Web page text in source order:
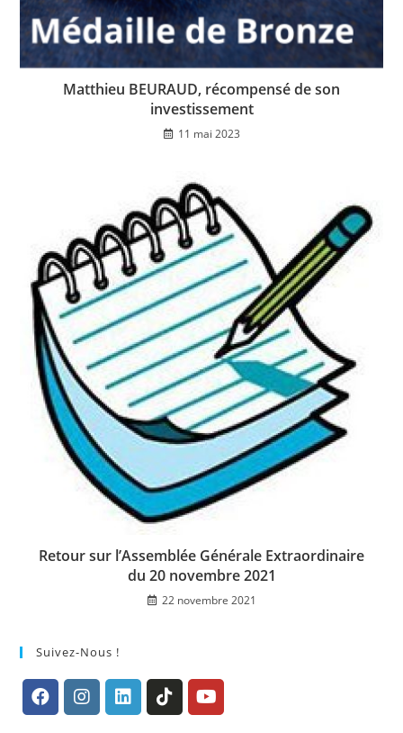
Matthieu BEURAUD, récompensé de son
investissement
11 mai 2023
Retour sur l’Assemblée Générale Extraordinaire
du 20 novembre 2021
22 novembre 2021
Suivez-Nous !